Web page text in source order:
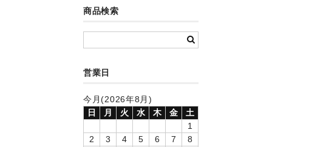
商品検索
営業日
今月(2026年8月)
日
月 火 水 木 金
土
1
2
3 4 5 6 7
8